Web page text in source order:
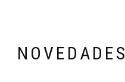
NOVEDADES